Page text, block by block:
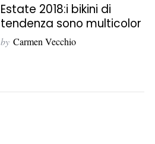
Estate 2018:i bikini di
tendenza sono multicolor
by Carmen Vecchio